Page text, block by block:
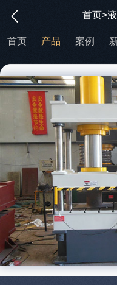
首页>
首页 产品 案例